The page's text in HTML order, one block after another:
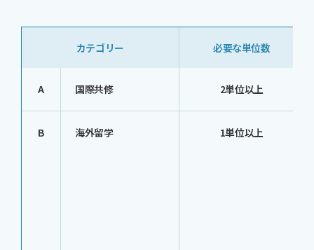
カテゴリー 必要な単位数
A 国際共修 2単位以上
B 海外留学 1単位以上